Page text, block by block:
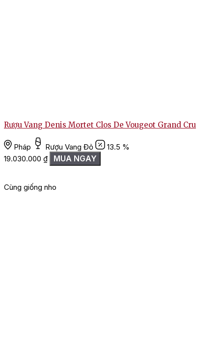
Rượu Vang Denis Mortet Clos De Vougeot Grand Cru
Pháp Rượu Vang Đỏ
13.5 %
19.030.000 ₫ MUA NGAY
Cùng giống nho